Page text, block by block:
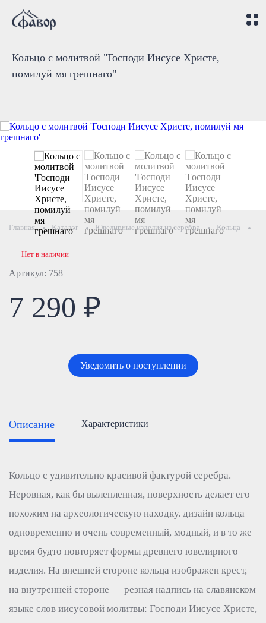
Кольцо с молитвой "Господи Иисусе Христе,
помилуй мя грешнаго"
Главная Каталог Ювелирные изделия из серебра Кольца
Артикул: 758
Нет в наличии
7 290 ₽
Уведомить о поступлении
Описание Характеристики
Кольцо с удивительно красивой фактурой серебра.
Неровная, как бы вылепленная, поверхность делает его
похожим на археологическую находку. дизайн кольца
одновременно и очень современный, модный, и в то же
время будто повторяет формы древнего ювелирного
изделия. На внешней стороне кольца изображен крест,
на внутренней стороне — резная надпись на славянском
языке слов иисусовой молитвы: Господи Иисусе Христе,